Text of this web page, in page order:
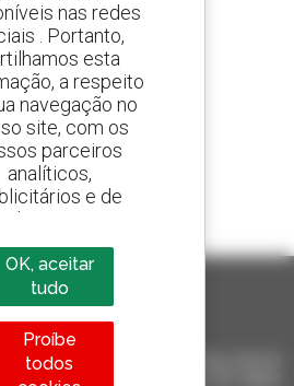
concessionários
em todo o mundo
4 telescópicos
no mundo é um manitou
contemporaneamente, ricevi le
Tutto questo dal tuo PC, tablet
nas redes
. Portanto,
esta
a respeito
navegação no
site, com os
parceiros
analíticos,
e de
redes sociais
OK, aceitar
tudo
Proíbe
todos